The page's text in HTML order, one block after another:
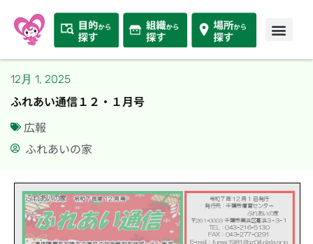
12月 1, 2025
ふれあい通信１２・１月号
広報
ふれあいの家